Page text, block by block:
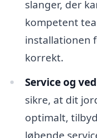
slanger, der
kompetent
installationen
korrekt.
Service og
sikre, at dit
optimalt,
løbende